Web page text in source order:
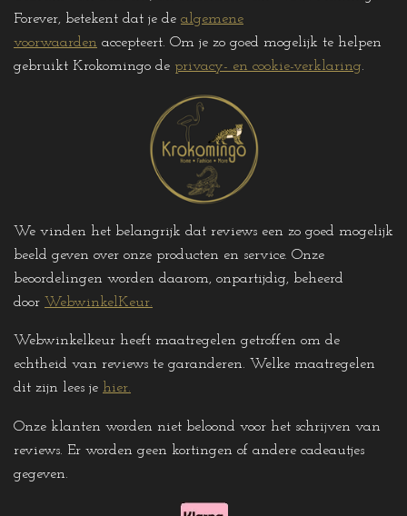
A
p
k
g
r
b
o
o
Forever, betekent dat je de algemene
voorwaarden accepteert. Om je zo goed mogelijk te helpen
gebruikt Krokomingo de privacy- en cookie-verklaring.
We vinden het belangrijk dat reviews een zo goed mogelijk
beeld geven over onze producten en service. Onze
beoordelingen worden daarom, onpartijdig, beheerd
door WebwinkelKeur.
Webwinkelkeur heeft maatregelen getroffen om de
echtheid van reviews te garanderen. Welke maatregelen
dit zijn lees je hier.
Onze klanten worden niet beloond voor het schrijven van
reviews. Er worden geen kortingen of andere cadeautjes
gegeven.